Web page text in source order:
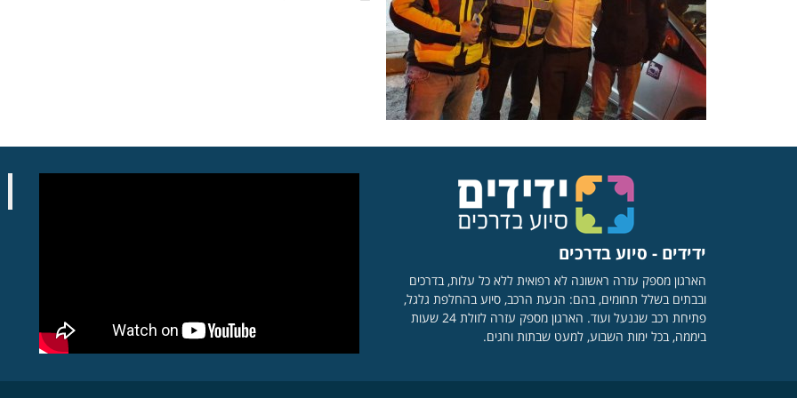
ידידים - סיוע בדרכים
הארגון מספק עזרה ראשונה לא רפואית ללא כל עלות, בדרכים
ובבתים בשלל תחומים, בהם: הנעת הרכב, סיוע בהחלפת גלגל,
פתיחת רכב שננעל ועוד. הארגון מספק עזרה לזולת 24 שעות
ביממה, בכל ימות השבוע, למעט שבתות וחגים.